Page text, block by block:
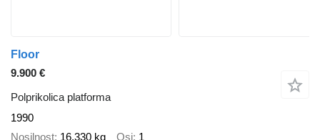
Floor
9.900 €
Polprikolica platforma
1990
Nosilnost 16.330 kg Osi 1